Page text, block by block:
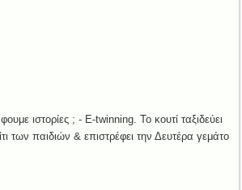
ιστορίες ; - E-twinning. Το κουτί ταξιδεύει
των παιδιών & επιστρέφει την Δευτέρα γεμάτο